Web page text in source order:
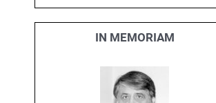
IN MEMORIAM